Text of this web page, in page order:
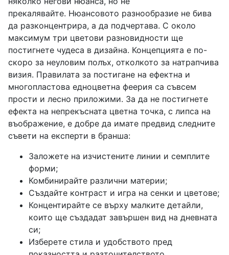
прекалявайте. Нюансовото разнообразие не бива
да разконцентрира, а да подчертава. С около
максимум три цветови разновидности ще
постигнете чудеса в дизайна. Концепцията е по-
скоро за неуловим полъх, отколкото за натрапчива
визия. Правилата за постигане на ефектна и
многопластова едноцветна феерия са съвсем
прости и лесно приложими. За да не постигнете
ефекта на непрекъсната цветна точка, с липса на
въображение, е добре да имате предвид следните
съвети на експерти в бранша:
Заложете на изчистените линии и семплите
форми;
Комбинирайте различни материи;
Създайте контраст и игра на сенки и цветове;
Концентирайте се върху малките детайли,
които ще създадат завършен вид на дневната
си;
Изберете стила и удобството пред